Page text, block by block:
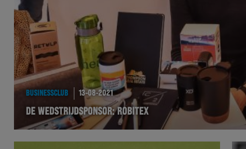
BUSINESSCLUB 13-08-2021
DE WEDSTRIJDSPONSOR: ROBITEX